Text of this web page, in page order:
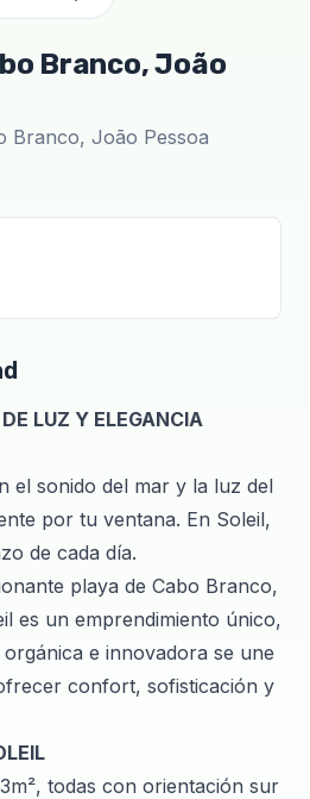
Branco, João
Branco, João Pessoa
LUZ Y ELEGANCIA
el sonido del mar y la luz del
por tu ventana. En Soleil,
de cada día.
playa de Cabo Branco,
es un emprendimiento único,
e innovadora se une
confort, sofisticación y
todas con orientación sur